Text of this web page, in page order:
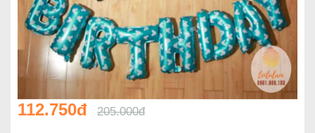
112.750đ 205.000đ